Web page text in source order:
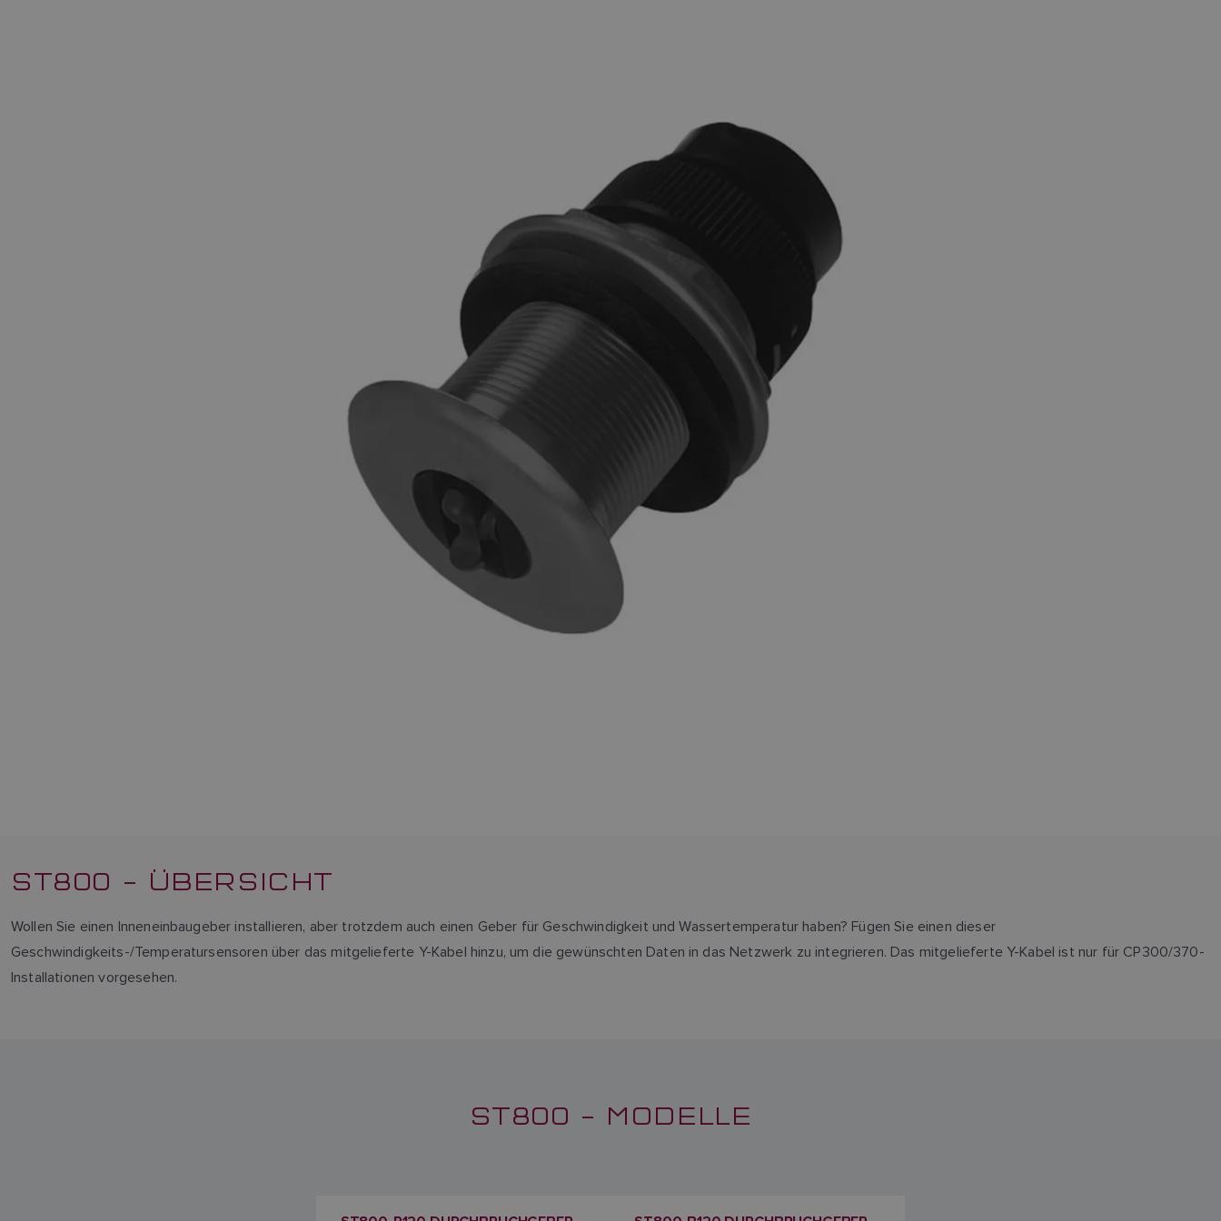
ST800 – ÜBERSICHT
Wollen Sie einen Inneneinbaugeber installieren, aber trotzdem auch einen Geber für Geschwindigkeit und Wassertemperatur haben? Fügen Sie einen dieser
Geschwindigkeits-/Temperatursensoren über das mitgelieferte Y-Kabel hinzu, um die gewünschten Daten in das Netzwerk zu integrieren. Das mitgelieferte Y-Kabel ist nur für CP300/370-
Installationen vorgesehen.
ST800 – MODELLE